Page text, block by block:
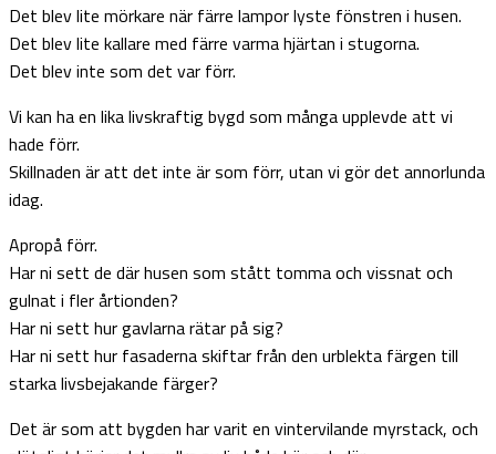
Det blev lite mörkare när färre lampor lyste fönstren i husen.
Det blev lite kallare med färre varma hjärtan i stugorna.
Det blev inte som det var förr.
Vi kan ha en lika livskraftig bygd som många upplevde att vi
hade förr.
Skillnaden är att det inte är som förr, utan vi gör det annorlunda
idag.
Apropå förr.
Har ni sett de där husen som stått tomma och vissnat och
gulnat i fler årtionden?
Har ni sett hur gavlarna rätar på sig?
Har ni sett hur fasaderna skiftar från den urblekta färgen till
starka livsbejakande färger?
Det är som att bygden har varit en vintervilande myrstack, och